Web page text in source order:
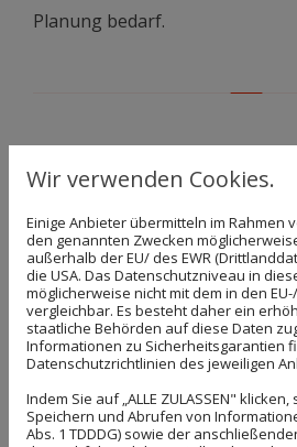
Planung bedarf.
Entsorgung
Abbruch von
Stahlbaudemontagen
Sicherung von Gebäuden
Asbestsanierung nach TR
Bauschutt-Recycling
Tiefbauleistungen aller Art
Wir verwenden Cookies.
Einige Anbieter übermitteln im Rahmen
den genannten Zwecken
außerhalb der EU/ des EWR
die USA. Das Datenschutzniveau in
möglicherweise nicht mit dem in den
vergleichbar. Es besteht daher ein
staatliche Behörden auf diese Daten
Informationen zu Sicherheitsgarantien
Datenschutzrichtlinien des jeweiligen
Indem Sie auf „ALLE ZULASSEN"
Speichern und Abrufen von
Abs. 1 TDDDG) sowie der